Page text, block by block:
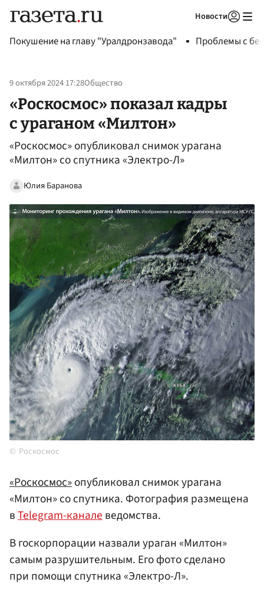
Новости
Покушение на главу "Уралдронзавода" Проблемы с
9 октября 2024 17:28Общество
«Роскосмос» показал кадры
с ураганом «Милтон»
«Роскосмос» опубликовал снимок урагана
«Милтон» со спутника «Электро-Л»
Юлия Баранова
Роскосмос
«Роскосмос»опубликовал снимок урагана
«Милтон» со спутника. Фотография размещена
вTelegram-каналеведомства.
В госкорпорации назвали ураган «Милтон»
самым разрушительным. Его фото сделано
при помощи спутника «Электро-Л».